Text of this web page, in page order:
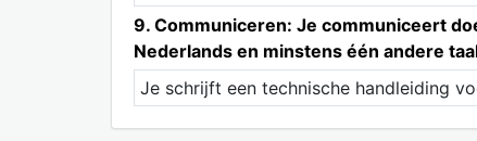
9. Communiceren: Je communiceert
Nederlands en minstens één andere
Je schrijft een technische handleiding